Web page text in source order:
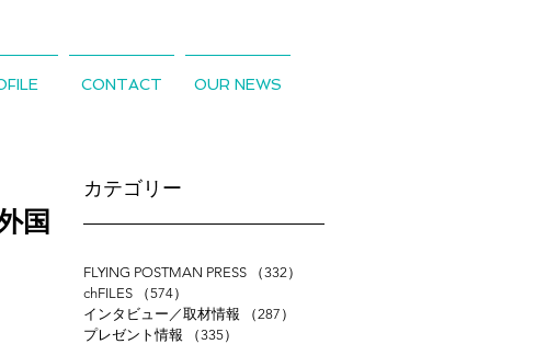
CONTACT OUR NEWS
国
​カテゴリー
FLYING POSTMAN PRESS （332）
chFILES
（574）
インタビュー／取材情報
（287）
プレゼント情報
（335）